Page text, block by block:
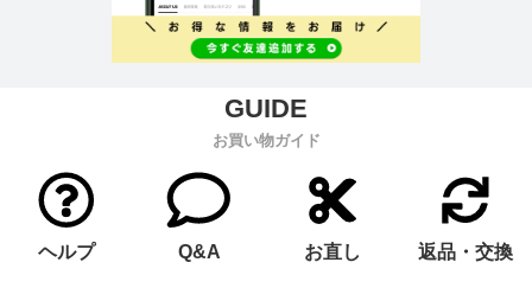
お買い物ガイド
ヘルプ Q&A お直し 返品・交換